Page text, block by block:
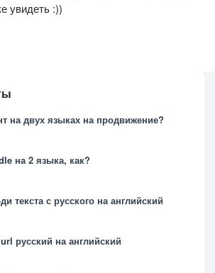
увидеть :))
на двух языках на продвижение?
на 2 языка, как?
текста с русского на английский
русский на английский